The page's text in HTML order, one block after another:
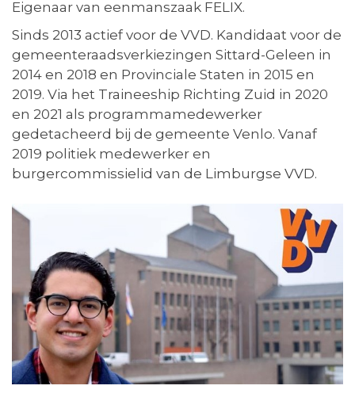
Eigenaar van eenmanszaak FELIX.
Sinds 2013 actief voor de VVD. Kandidaat voor de
gemeenteraadsverkiezingen Sittard-Geleen in
2014 en 2018 en Provinciale Staten in 2015 en
2019. Via het Traineeship Richting Zuid in 2020
en 2021 als programmamedewerker
gedetacheerd bij de gemeente Venlo. Vanaf
2019 politiek medewerker en
burgercommissielid van de Limburgse VVD.